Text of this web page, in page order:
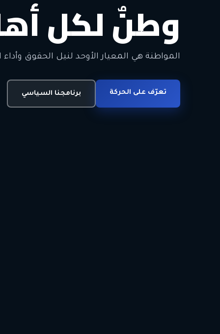
وطنٌ لكل
المواطنة هي المعيار الأوحد لنيل الحقوق وأداء
تعرّف على الحركة برنامجنا السياسي
معاً من أجل
الحرية • الوحدة • السلام • الديمقراطية
انضم للحركة اتصل بنا